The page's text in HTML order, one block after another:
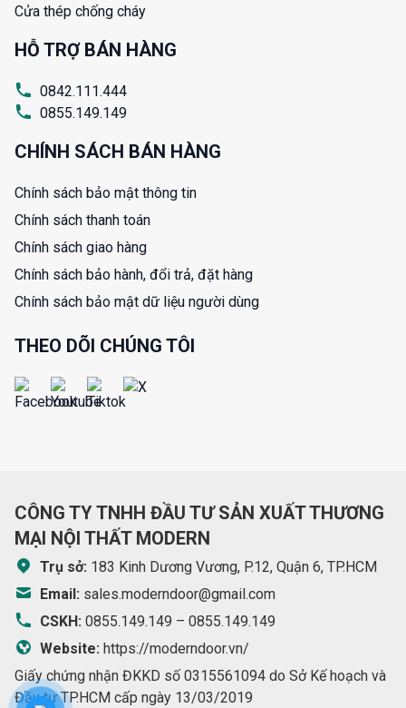
Cửa thép chống cháy
HỖ TRỢ BÁN HÀNG
0842.111.444
0855.149.149
CHÍNH SÁCH BÁN HÀNG
Chính sách bảo mật thông tin
Chính sách thanh toán
Chính sách giao hàng
Chính sách bảo hành, đổi trả, đặt hàng
Chính sách bảo mật dữ liệu người dùng
THEO DÕI CHÚNG TÔI
CÔNG TY TNHH ĐẦU TƯ SẢN XUẤT THƯƠNG
MẠI NỘI THẤT MODERN
Trụ sở: 183 Kinh Dương Vương, P.12, Quận 6, TP.HCM
Email: sales.moderndoor@gmail.com
CSKH: 0855.149.149 – 0855.149.149
Website: https://moderndoor.vn/
Giấy chứng nhận ĐKKD số 0315561094 do Sở Kế hoạch và
Đầu tư TP.HCM cấp ngày 13/03/2019